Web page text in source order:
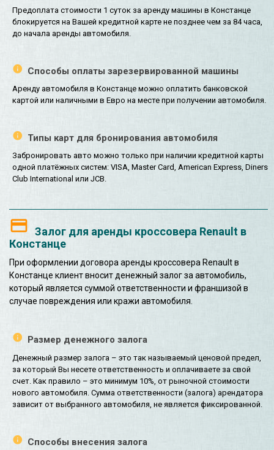
Предоплата стоимости 1 суток за аренду машины в Констанце
блокируется на Вашей кредитной карте не позднее чем за 84 часа,
до начала аренды автомобиля.
Способы оплаты зарезервированной машины
Аренду автомобиля в Констанце можно оплатить банковской
картой или наличными в Евро на месте при получении автомобиля.
Типы карт для бронирования автомобиля
Забронировать авто можно только при наличии кредитной карты
одной платёжных систем: VISA, Master Card, American Express, Diners
Club International или JCB.
Залог для аренды кроссовера Renault в
Констанце
При оформлении договора аренды кроссовера Renault в
Констанце клиент вносит денежный залог за автомобиль,
который является суммой ответственности и франшизой в
случае повреждения или кражи автомобиля.
Размер денежного залога
Денежный размер залога – это так называемый ценовой предел,
за который Вы несете ответственность и оплачиваете за свой
счет. Как правило – это минимум 10%, от рыночной стоимости
нового автомобиля. Сумма ответственности (залога) арендатора
зависит от выбранного автомобиля, не является фиксированной.
Способы внесения залога